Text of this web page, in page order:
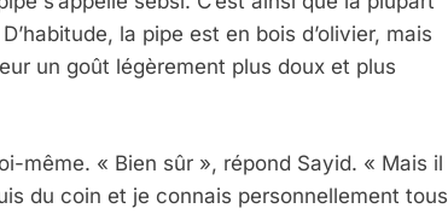
la pipe est en bois d’olivier, mais
un goût légèrement plus doux et plus
même. « Bien sûr », répond Sayid. « Mais il
du coin et je connais personnellement tous